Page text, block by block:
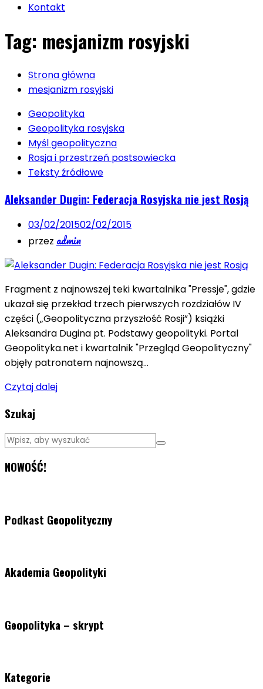
Kontakt
Tag: mesjanizm rosyjski
Strona główna
mesjanizm rosyjski
Geopolityka
Geopolityka rosyjska
Myśl geopolityczna
Rosja i przestrzeń postsowiecka
Teksty źródłowe
Aleksander Dugin: Federacja Rosyjska nie jest Rosją
03/02/201502/02/2015
przez admin
Fragment z najnowszej teki kwartalnika "Pressje", gdzie
ukazał się przekład trzech pierwszych rozdziałów IV
części („Geopolityczna przyszłość Rosji”) książki
Aleksandra Dugina pt. Podstawy geopolityki. Portal
Geopolityka.net i kwartalnik "Przegląd Geopolityczny"
objęły patronatem najnowszą…
Czytaj dalej
Szukaj
NOWOŚĆ!
Podkast Geopolityczny
Akademia Geopolityki
Geopolityka – skrypt
Kategorie